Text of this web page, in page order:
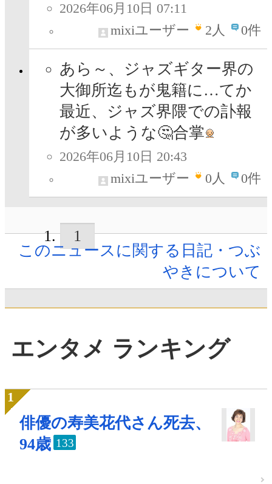
2026年06月10日 07:11
mixiユーザー
2人 0件
あら～、ジャズギター界の
大御所迄もが鬼籍に…てか
最近、ジャズ界隈での訃報
が多いような🤔合掌
2026年06月10日 20:43
mixiユーザー
0人 0件
1
このニュースに関する日記・つぶ
やきについて
エンタメ ランキング
俳優の寿美花代さん死去、
94歳 133